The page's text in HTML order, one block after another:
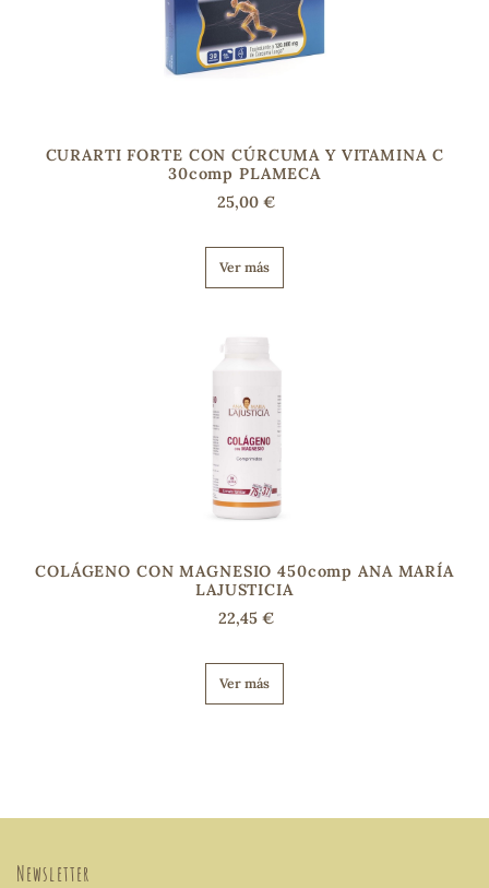
CURARTI FORTE CON CÚRCUMA Y VITAMINA C
30comp PLAMECA
25,00 €
Ver más
COLÁGENO CON MAGNESIO 450comp ANA MARÍA
LAJUSTICIA
22,45 €
Ver más
Newsletter